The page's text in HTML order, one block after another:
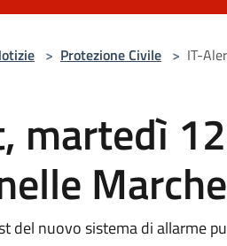
> Protezione Civile > IT-
martedì
Marche
del nuovo sistema di allarme